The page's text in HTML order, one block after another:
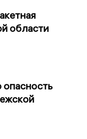
области
опасность